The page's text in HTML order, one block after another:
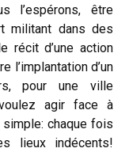
l’espérons, être
militant dans des
récit d’une action
l’implantation d’un
pour une ville
agir face à
simple: chaque fois
lieux indécents!